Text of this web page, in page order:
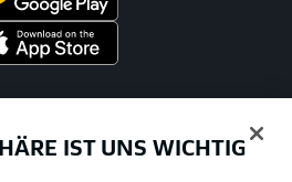
IST UNS WICHTIG